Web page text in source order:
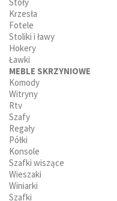
Krzesła
Fotele
Stoliki i ławy
Hokery
Ławki
MEBLE SKRZYNIOWE
Komody
Witryny
Rtv
Szafy
Regały
Półki
Konsole
Szafki wiszące
Wieszaki
Winiarki
Szafki